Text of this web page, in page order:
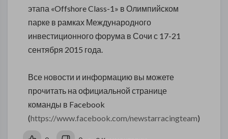
этапа «Offshore Class-1» в Олимпийском
парке в рамках Международного
инвестиционного форума в Сочи с 17-21
сентября 2015 года.
Все новости и информацию вы можете
прочитать на официальной странице
команды в Facebook
(https://www.facebook.com/newstarracingteam)